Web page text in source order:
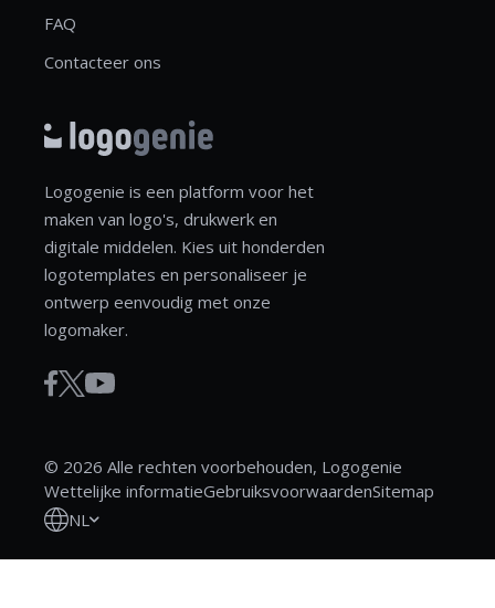
FAQ
Contacteer ons
Logogenie is een platform voor het
maken van logo's, drukwerk en
digitale middelen. Kies uit honderden
logotemplates en personaliseer je
ontwerp eenvoudig met onze
logomaker.
© 2026 Alle rechten voorbehouden, Logogenie
Wettelijke informatieGebruiksvoorwaardenSitemap
NL